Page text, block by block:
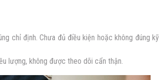
chỉ định. Chưa đủ điều kiện hoặc không đúng kỹ
lượng, không được theo dõi cẩn thận.